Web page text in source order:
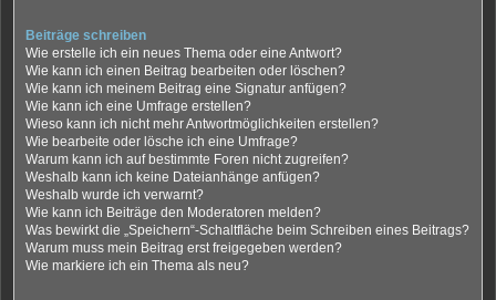
Beiträge schreiben
Wie erstelle ich ein neues Thema oder eine Antwort?
Wie kann ich einen Beitrag bearbeiten oder löschen?
Wie kann ich meinem Beitrag eine Signatur anfügen?
Wie kann ich eine Umfrage erstellen?
Wieso kann ich nicht mehr Antwortmöglichkeiten erstellen?
Wie bearbeite oder lösche ich eine Umfrage?
Warum kann ich auf bestimmte Foren nicht zugreifen?
Weshalb kann ich keine Dateianhänge anfügen?
Weshalb wurde ich verwarnt?
Wie kann ich Beiträge den Moderatoren melden?
Was bewirkt die „Speichern“-Schaltfläche beim Schreiben eines Beitrags?
Warum muss mein Beitrag erst freigegeben werden?
Wie markiere ich ein Thema als neu?